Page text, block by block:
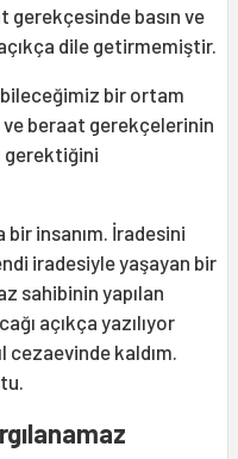
gerekçesinde basın ve
dile getirmemiştir.
bir ortam
ve beraat gerekçelerinin
gerektiğini
bir insanım. İradesini
iradesiyle yaşayan bir
sahibinin yapılan
açıkça yazılıyor
cezaevinde kaldım.